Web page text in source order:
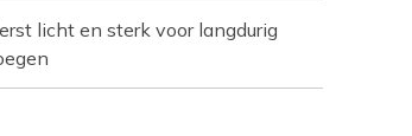
licht en sterk voor langdurig